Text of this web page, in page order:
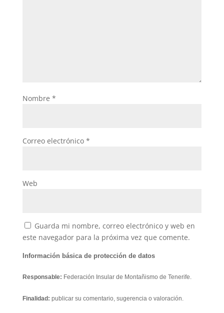
Nombre *
Correo electrónico *
Web
Guarda mi nombre, correo electrónico y web en
este navegador para la próxima vez que comente.
Información básica de protección de datos
Responsable: Federación Insular de Montañismo de Tenerife.
Finalidad: publicar su comentario, sugerencia o valoración.